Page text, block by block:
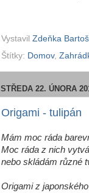
Vystavil Zdeňka
Štítky: Domov,
STŘEDA 22. ÚNORA
Origami - tulipán
Mám moc ráda
Moc ráda z nich
nebo skládám různé
Origami z